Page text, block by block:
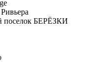
поселок БЕРЁЗКИ